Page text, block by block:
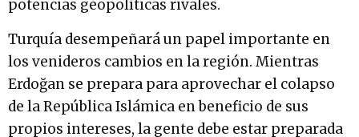
potencias geopolíticas rivales.
Turquía desempeñará un papel importante en
los venideros cambios en la región. Mientras
Erdoğan se prepara para aprovechar el colapso
de la República Islámica en beneficio de sus
propios intereses, la gente debe estar preparada